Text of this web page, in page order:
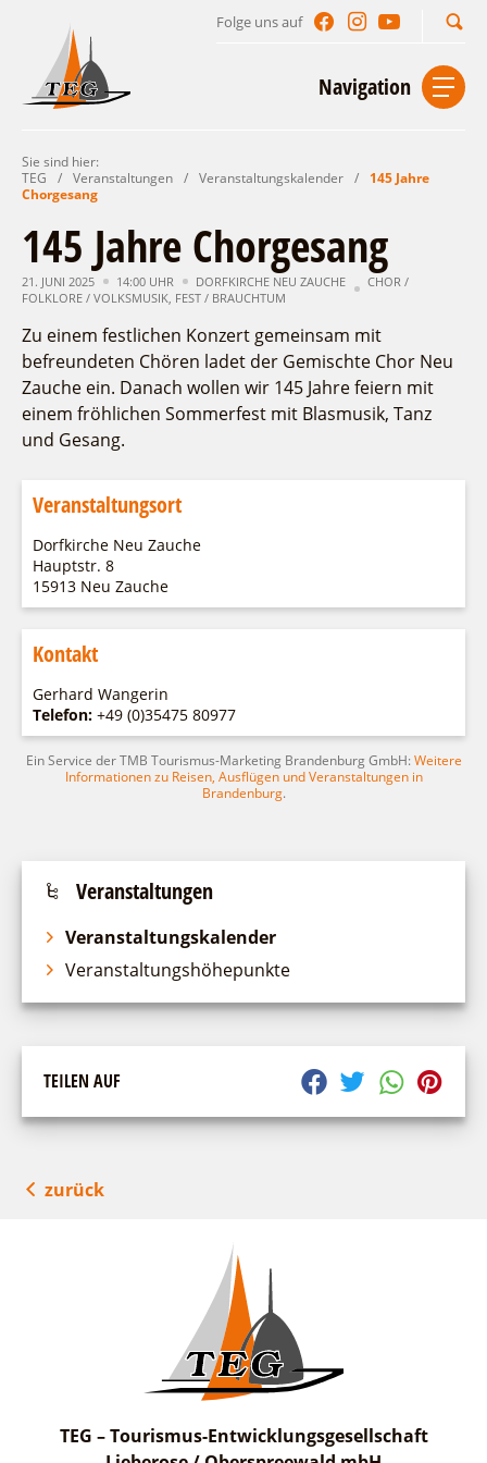
Folge uns auf
Navigation
Start Kontakt
Urlaub im Leichhardt Land
Reisegebiet
Lieblingsorte
Freizeit und Erholung
Auf & im Wasser
Per Rad
Einkaufen
Sehenswertes
Naturlehrpfad Ludwig Leichhardt
Buchbare Angebote
Gruppen
Fremdenverkehrsvereine
Kahnfahrten
Fahrgastschiff
Unterkünfte finden
Gastgeberverzeichnis
Gastronomie
Camping
Ferienhaus- und Campingpark „Ludwig
Leichhardt“
Spreewälder Seecamping
Campingplatz Jessern
Veranstaltungen
Veranstaltungskalender
Regionalentwicklung
Naturwelt Lieberoser Heide
Q-Gemeinde Schwielochsee
Staatlich anerkannter Erholungsort Goyatz
Mein Brandenburg – Infostelen
Unternehmensbetreuung
Service
Team
Aktuelles
Infomaterial
Warenkorb
Sie sind hier:
TEG
/ Veranstaltungen / Veranstaltungskalender /
145 Jahre
Chorgesang
145 Jahre Chorgesang
21. JUNI 2025 14:00 UHR DORFKIRCHE NEU ZAUCHE
CHOR /
FOLKLORE / VOLKSMUSIK, FEST / BRAUCHTUM
Zu einem festlichen Konzert gemeinsam mit
befreundeten Chören ladet der Gemischte Chor Neu
Zauche ein. Danach wollen wir 145 Jahre feiern mit
einem fröhlichen Sommerfest mit Blasmusik, Tanz
und Gesang.
Veranstaltungsort
Dorfkirche Neu Zauche
Hauptstr. 8
15913 Neu Zauche
Kontakt
Gerhard Wangerin
Telefon: +49 (0)35475 80977
Ein Service der TMB Tourismus-Marketing Brandenburg GmbH:Weitere
Informationen zu Reisen, Ausflügen und Veranstaltungen in
Brandenburg.
Veranstaltungen
Veranstaltungskalender
Veranstaltungshöhepunkte
TEILEN AUF
zurück
TEG – Tourismus-Entwicklungsgesellschaft